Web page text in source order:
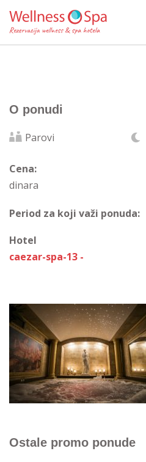
O ponudi
Parovi
Cena:
dinara
Period za koji važi ponuda:
Hotel
caezar-spa-13 -
Ostale promo ponude